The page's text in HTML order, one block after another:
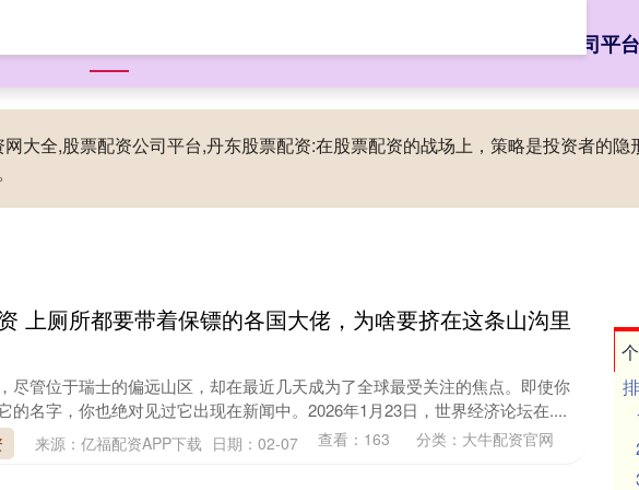
股票配资公司平台
大全,股票配资公司平台,丹东股票配资:在股票配资的战场上，策略是投资者的
上厕所都要带着保镖的各国大佬，为啥要挤在这条山沟里
尽管位于瑞士的偏远山区，却在最近几天成为了全球最受关注的焦点。即使你
的名字，你也绝对见过它出现在新闻中。2026年1月23日，世界经济论坛在....
来源：亿福配资APP下载 日期：02-07 查看： 163 分类： 大牛配资官网